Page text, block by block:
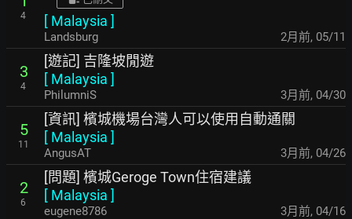
4 [ Malaysia ]
Landsburg 2月前, 05/11
3
4
[遊記] 吉隆坡閒遊
[ Malaysia ]
PhilumniS 3月前, 04/30
5
11
[資訊] 檳城機場台灣人可以使用自動通關
[ Malaysia ]
AngusAT 3月前, 04/26
2
6
[問題] 檳城Geroge Town住宿建議
[ Malaysia ]
eugene8786 3月前, 04/16